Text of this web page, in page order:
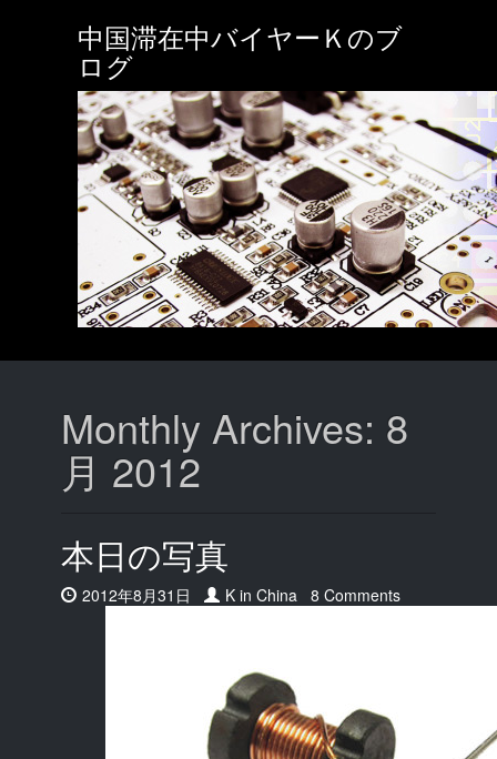
中国滞在中バイヤーＫのブ
ログ
Monthly Archives: 8
月 2012
本日の写真
Date:
2012年8月31日 Author:
K in China 8 Comments